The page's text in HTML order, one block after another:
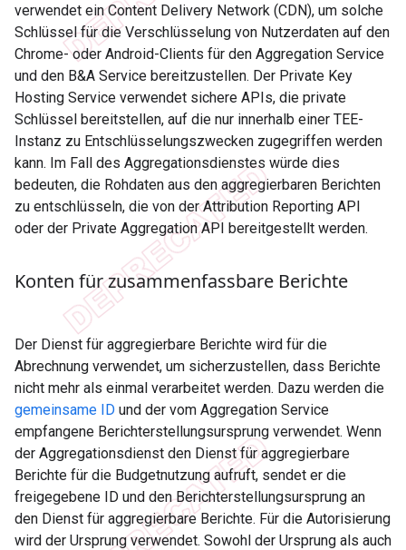
verwendet ein Content Delivery Network (CDN), um solche
Schlüssel für die Verschlüsselung von Nutzerdaten auf den
Chrome- oder Android-Clients für den Aggregation Service
und den B&A Service bereitzustellen. Der Private Key
Hosting Service verwendet sichere APIs, die private
Schlüssel bereitstellen, auf die nur innerhalb einer TEE-
Instanz zu Entschlüsselungszwecken zugegriffen werden
kann. Im Fall des Aggregationsdienstes würde dies
bedeuten, die Rohdaten aus den aggregierbaren Berichten
zu entschlüsseln, die von der Attribution Reporting API
oder der Private Aggregation API bereitgestellt werden.
Konten für zusammenfassbare Berichte
Der Dienst für aggregierbare Berichte wird für die
Abrechnung verwendet, um sicherzustellen, dass Berichte
nicht mehr als einmal verarbeitet werden. Dazu werden die
gemeinsame ID und der vom Aggregation Service
empfangene Berichterstellungsursprung verwendet. Wenn
der Aggregationsdienst den Dienst für aggregierbare
Berichte für die Budgetnutzung aufruft, sendet er die
freigegebene ID und den Berichterstellungsursprung an
den Dienst für aggregierbare Berichte. Für die Autorisierung
wird der Ursprung verwendet. Sowohl der Ursprung als auch